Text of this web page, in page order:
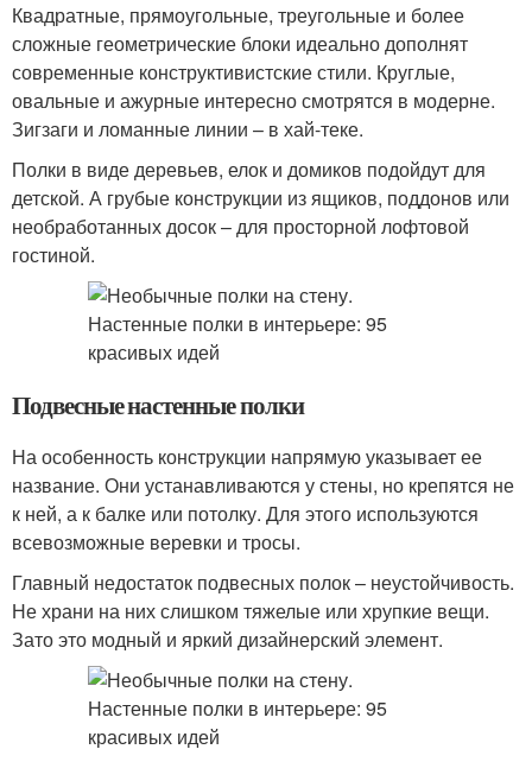
Квадратные, прямоугольные, треугольные и более
сложные геометрические блоки идеально дополнят
современные конструктивистские стили. Круглые,
овальные и ажурные интересно смотрятся в модерне.
Зигзаги и ломанные линии – в хай-теке.
Полки в виде деревьев, елок и домиков подойдут для
детской. А грубые конструкции из ящиков, поддонов или
необработанных досок – для просторной лофтовой
гостиной.
Подвесные настенные полки
На особенность конструкции напрямую указывает ее
название. Они устанавливаются у стены, но крепятся не
к ней, а к балке или потолку. Для этого используются
всевозможные веревки и тросы.
Главный недостаток подвесных полок – неустойчивость.
Не храни на них слишком тяжелые или хрупкие вещи.
Зато это модный и яркий дизайнерский элемент.